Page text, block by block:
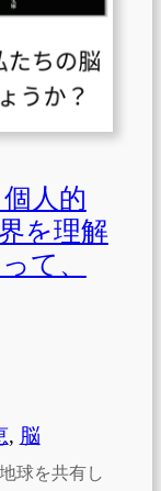
人的
を理解
て、
, 脳
球を共有し